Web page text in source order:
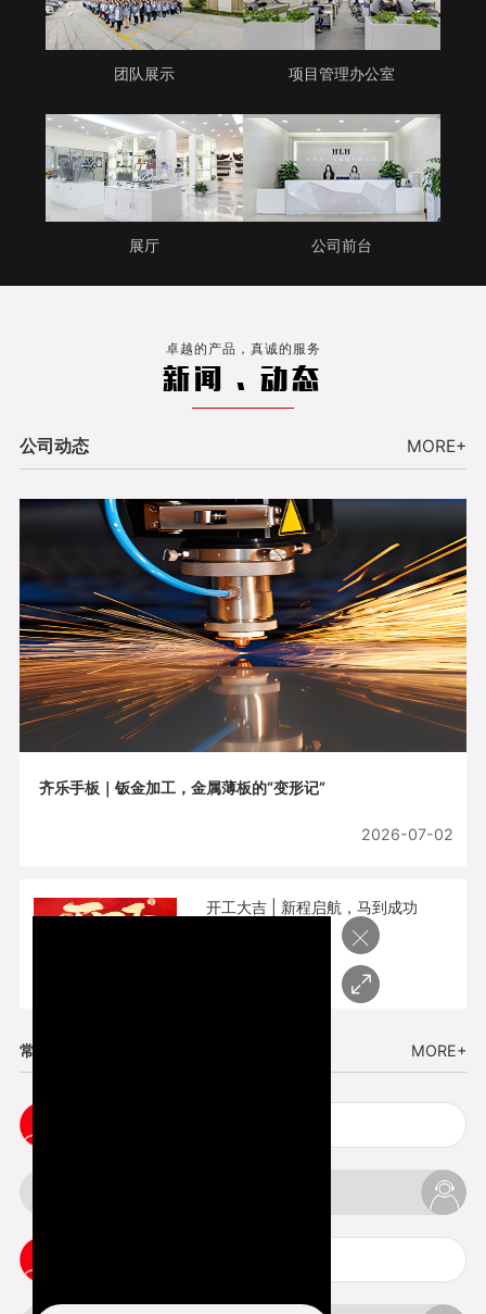
团队展示 项目管理办公室
展厅 公司前台
卓越的产品，真诚的服务
新闻 . 动态
公司动态 MORE+
齐乐手板｜钣金加工，金属薄板的“变形记”
2026-07-02
开工大吉 | 新程启航，马到成功
常见问题 MORE+
×